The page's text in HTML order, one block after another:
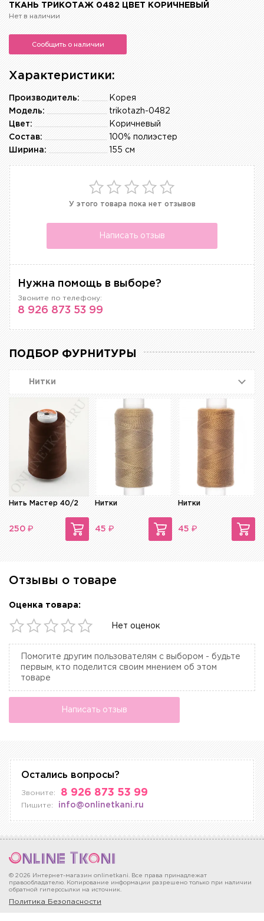
ТКАНЬ ТРИКОТАЖ 0482 ЦВЕТ КОРИЧНЕВЫЙ
Нет в наличии
Сообщить о наличии
Характеристики:
Корея
Производитель:
trikotazh-0482
Модель:
Коричневый
Цвет:
100% полиэстер
Состав:
155 см
Ширина:
У этого товара пока нет отзывов
Написать отзыв
Нужна помощь в выборе?
Звоните по телефону:
8 926 873 53 99
ПОДБОР ФУРНИТУРЫ
Нитки
Нить Мастер 40/2
250 ₽
Нитки
45 ₽
Нитки
45 ₽
Отзывы о товаре
Оценка товара:
Нет оценок
Помогите другим пользователям с выбором - будьте
первым, кто поделится своим мнением об этом
товаре
Написать отзыв
Остались вопросы?
Звоните: 8 926 873 53 99
Пишите: info@onlinetkani.ru
© 2026 Интернет-магазин onlinetkani. Все права принадлежат
правообладателю. Копирование информации разрешено только при наличии
обратной гиперссылки на источник.
Политика Безопасности